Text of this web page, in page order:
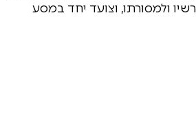
ולמסורתו, וצועד יחד במסע